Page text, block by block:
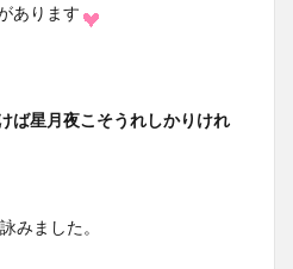
あります
ば星月夜こそうれしかりけれ
みました。